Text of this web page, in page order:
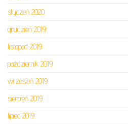
styczeń 2020
grudzień 2019
listopad 2019
październik 2019
wrzesień 2019
sierpień 2019
lipiec 2019